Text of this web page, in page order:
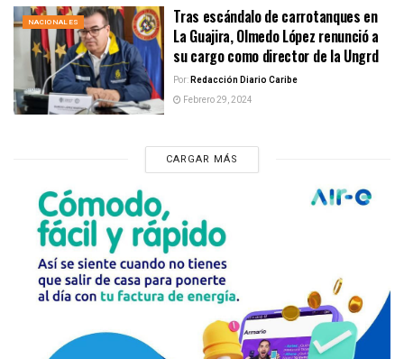
NACIONALES
Tras escándalo de carrotanques en
La Guajira, Olmedo López renunció a
su cargo como director de la Ungrd
Por:Redacción Diario Caribe
Febrero 29, 2024
CARGAR MÁS